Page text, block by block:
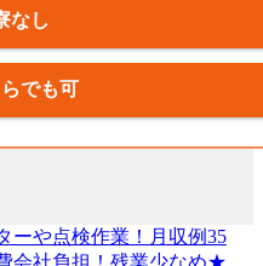
なし
でも可